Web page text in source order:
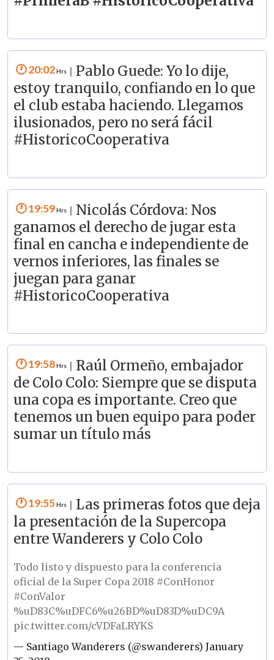
20:02
Pablo Guede: Yo lo dije,
estoy tranquilo, confiando en lo que
el club estaba haciendo. Llegamos
ilusionados, pero no será fácil
#HistoricoCooperativa
19:59
Nicolás Córdova: Nos
ganamos el derecho de jugar esta
final en cancha e independiente de
vernos inferiores, las finales se
juegan para ganar
#HistoricoCooperativa
19:58
Raúl Ormeño, embajador
de Colo Colo: Siempre que se disputa
una copa es importante. Creo que
tenemos un buen equipo para poder
sumar un título más
19:55
Las primeras fotos que deja
la presentación de la Supercopa
entre Wanderers y Colo Colo
Todo listo y dispuesto para la conferencia
oficial de la Super Copa 2018 #ConHonor
#ConValor
%uD83C%uDFC6%u26BD%uD83D%uDC9A
pic.twitter.com/cVDFaLRYKS
— Santiago Wanderers (@swanderers)January